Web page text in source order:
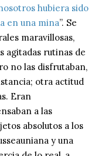
hubiera sido
en una mina”. Se
maravillosas,
agitadas rutinas de
no las disfrutaban,
otra actitud
Eran
a las
absolutos a los
y una